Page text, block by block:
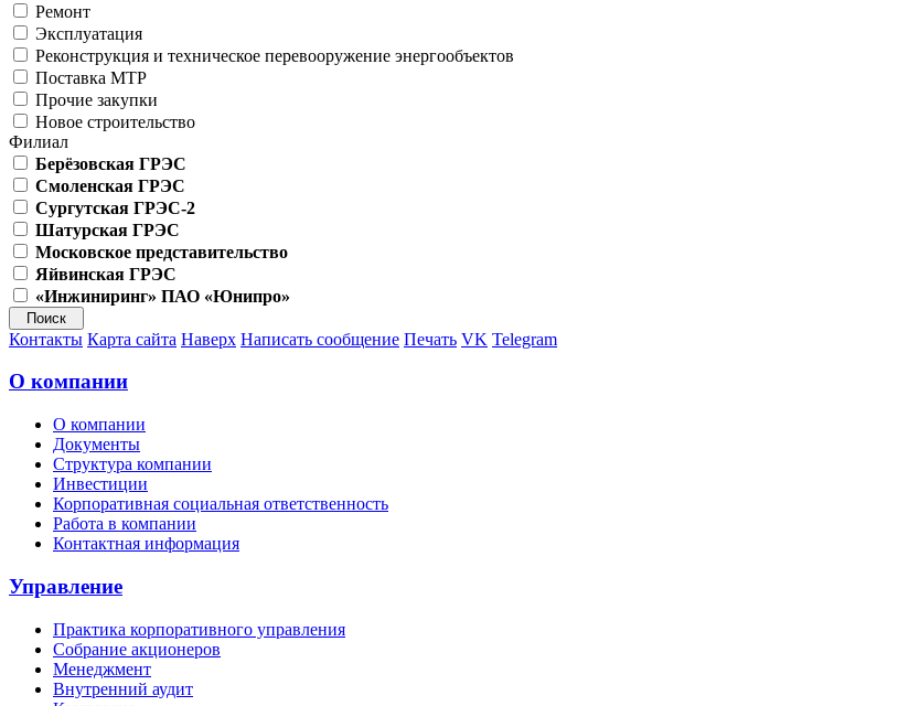
Ремонт
Эксплуатация
Реконструкция и техническое перевооружение энергообъектов
Поставка МТР
Прочие закупки
Новое строительство
Филиал
Берёзовская ГРЭС
Смоленская ГРЭС
Сургутская ГРЭС-2
Шатурская ГРЭС
Московское представительство
Яйвинская ГРЭС
«Инжиниринг» ПАО «Юнипро»
Контакты Карта сайта Наверх Написать сообщение Печать VK Telegram
О компании
О компании
Документы
Структура компании
Инвестиции
Корпоративная социальная ответственность
Работа в компании
Контактная информация
Управление
Практика корпоративного управления
Собрание акционеров
Менеджмент
Внутренний аудит